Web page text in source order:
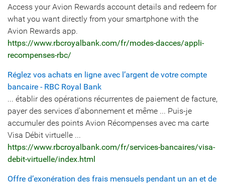
Access your Avion Rewards account details and redeem for
what you want directly from your smartphone with the
Avion Rewards app.
https://www.rbcroyalbank.com/fr/modes-dacces/appli-
recompenses-rbc/
Réglez vos achats en ligne avec l’argent de votre compte
bancaire - RBC Royal Bank
... établir des opérations récurrentes de paiement de facture,
payer des services d’abonnement et même ... Puis-je
accumuler des points Avion Récompenses avec ma carte
Visa Débit virtuelle ...
https://www.rbcroyalbank.com/fr/services-bancaires/visa-
debit-virtuelle/index.html
Offre d’exonération des frais mensuels pendant un an et de